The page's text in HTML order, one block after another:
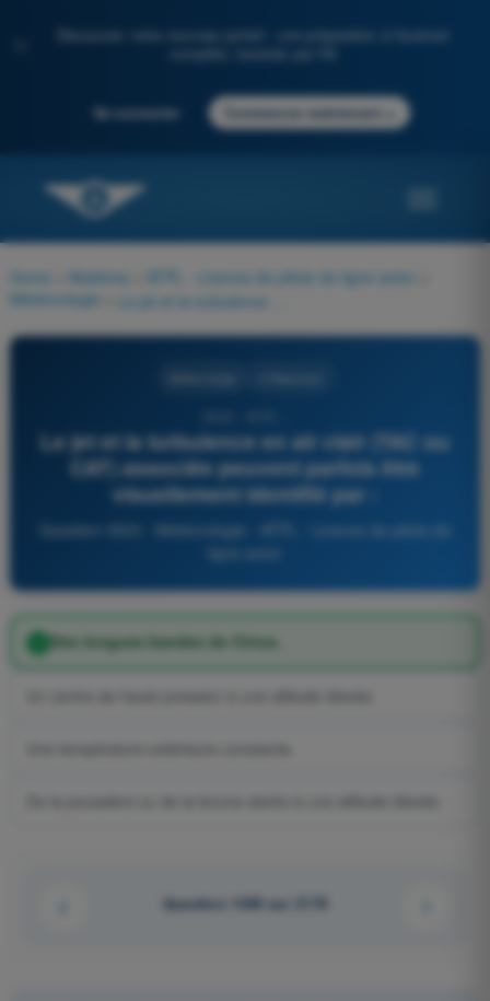
Découvrez notre nouveau portail : une préparation à l'examen
Se connecter Commencer maintenant
Home Matières ATPL - Licence de pilote de ligne avion
Météorologie
Le jet et la turbulence en air clair (TAC ou
CAT) associée peuvent parfois être
visuellement identifié par :
Des longues bandes de Cirrus.
Question 1049 sur 2179